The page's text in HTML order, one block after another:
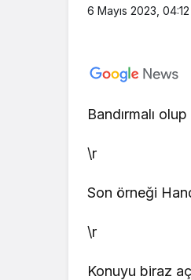
6 Mayıs 2023, 04:12
Bandırmalı
\r
Son örneği
\r
Konuyu biraz